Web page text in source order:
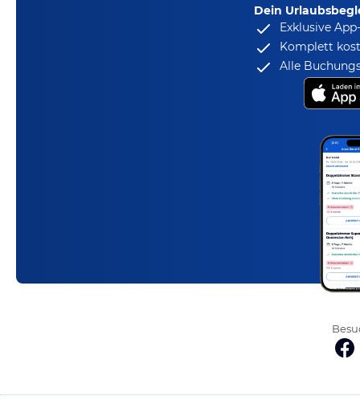
Dein
Exklusive
Komplett
Alle